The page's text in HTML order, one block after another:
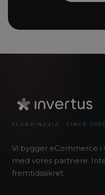
SCANDINAVIA · SINCE 2005
Vi bygger eCommerce i
med vores partnere.
fremtidssikret.